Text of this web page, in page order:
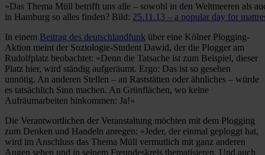
»Das Thema Müll betrifft uns alle – sowohl in den Weltmeeren als
in Hamburg so alles finden? Bild: 25.11.13 – a popular day for
In einem Beitrag des deutschlandfunk über eine Kölner Plogging-
Aktion meint der Soziologie-Student Dawid, der die Plogger am
Rudolfplatz beobachtet: »Denn die Tatsache ist zum Beispiel, dieser
Platz hier, wird ständig aufgeräumt. Ergo: Das ist so gesehen
unnötig. An anderen Stellen – an Raststätten oder ähnliches – würde
es tatsächlich Sinn machen. An Grünflächen, wo keine
Aufräumarbeiten hinkommen: Ja!«
Die Verantwortlichen der Veranstaltung möchten mit dem Plogging
zum Denken und Handeln anregen: »Jeder, der einmal geploggt hat,
wird im Anschluss das Thema Müll vermutlich mit ganz anderen
Augen sehen und in seinem Freundeskreis thematisieren. Und auch